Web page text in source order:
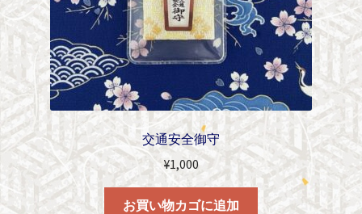
交通安全御守
¥1,000
お買い物カゴに追加